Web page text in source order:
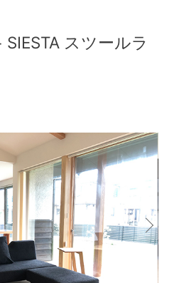
SIESTA スツールラ